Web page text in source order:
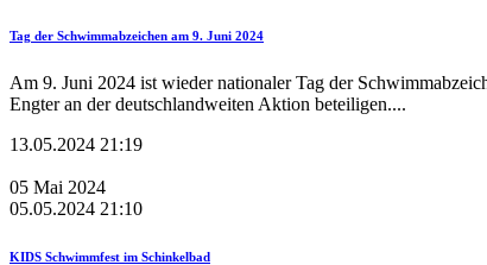
Tag der Schwimmabzeichen am 9. Juni 2024
Am 9. Juni 2024 ist wieder nationaler Tag der
Engter an der deutschlandweiten Aktion beteiligen....
13.05.2024 21:19
05 Mai 2024
05.05.2024 21:10
KIDS Schwimmfest im Schinkelbad